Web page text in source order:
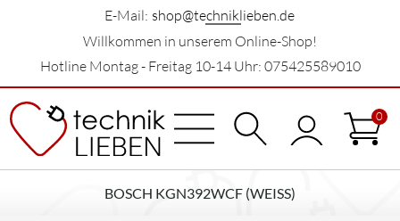
E-Mail: shop@techniklieben.de
Willkommen in unserem Online-Shop!
Hotline Montag - Freitag 10-14 Uhr: 075425589010
0
BOSCH KGN392WCF (WEISS)